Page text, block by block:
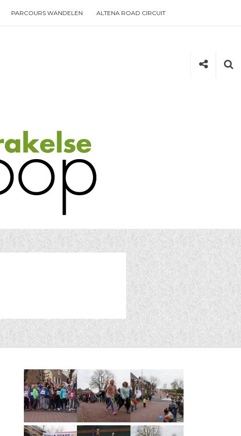
PARCOURS WANDELEN ALTENA ROAD CIRCUIT
Social